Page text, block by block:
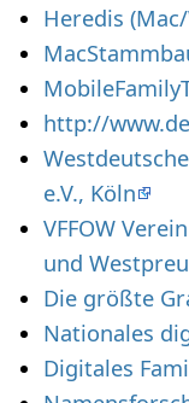
Heredis
http://
e.V., Köln
VFFOW
und
Die größte
Nationales
Digitales